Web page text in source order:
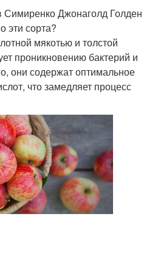
Джонаголд Голден
эти сорта?
мякотью и толстой
проникновению бактерий и
они содержат оптимальное
что замедляет процесс